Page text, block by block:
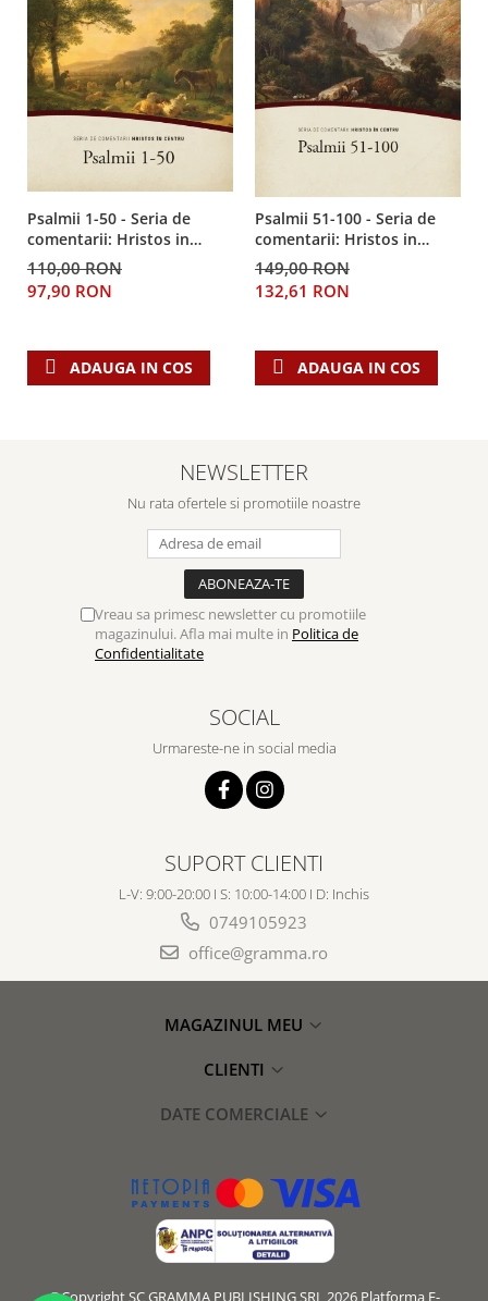
Psalmii 1-50 - Seria de
comentarii: Hristos in
centru
110,00 RON
97,90 RON
ADAUGA IN COS
Psalmii 51-100 - Seria de
comentarii: Hristos in
centru
149,00 RON
132,61 RON
ADAUGA IN COS
NEWSLETTER
Nu rata ofertele si promotiile noastre
Vreau sa primesc newsletter cu promotiile
magazinului. Afla mai multe in Politica de
Confidentialitate
SOCIAL
Urmareste-ne in social media
SUPORT CLIENTI
L-V: 9:00-20:00 I S: 10:00-14:00 I D: Inchis
0749105923
office@gramma.ro
MAGAZINUL MEU
CLIENTI
DATE COMERCIALE
©Copyright SC GRAMMA PUBLISHING SRL 2026 Platforma E-